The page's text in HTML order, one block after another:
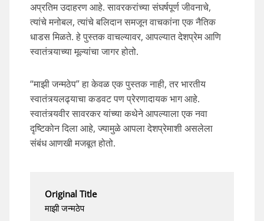
अप्रतिम उदाहरण आहे. सावरकरांच्या संघर्षपूर्ण जीवनाचे,
त्यांचे मनोबल, त्यांचे बलिदान समजून वाचकांना एक नैतिक
धाडस मिळते. हे पुस्तक वाचल्यावर, आपल्यात देशप्रेम आणि
स्वातंत्र्याच्या मूल्यांचा जागर होतो.
“माझी जन्मठेप” हा केवळ एक पुस्तक नाही, तर भारतीय
स्वातंत्र्यलढ्याचा कडवट पण प्रेरणादायक भाग आहे.
स्वातंत्र्यवीर सावरकर यांच्या कथेने आपल्याला एक नवा
दृष्टिकोन दिला आहे, ज्यामुळे आपला देशप्रेमाशी असलेला
संबंध आणखी मजबूत होतो.
Original Title
माझी जन्मठेप